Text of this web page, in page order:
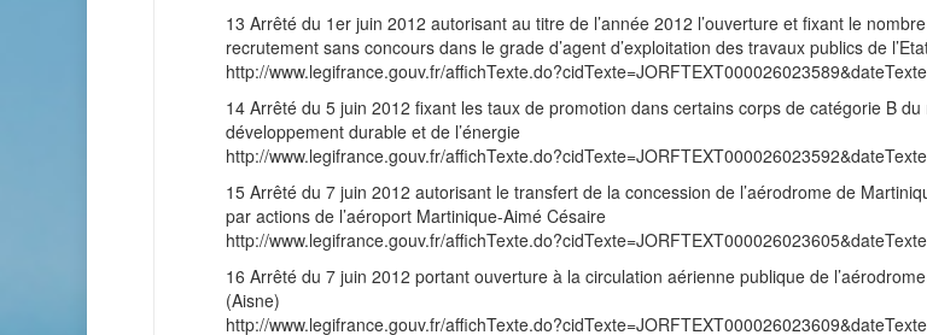
13 Arrêté du 1er juin 2012 autorisant au titre de l’année 2012 l’ouverture et fixant le
recrutement sans concours dans le grade d’agent d’exploitation des travaux publics de
http://www.legifrance.gouv.fr/
14 Arrêté du 5 juin 2012 fixant les taux de promotion dans certains corps de catégorie B du
développement durable et de l’énergie
http://www.legifrance.gouv.fr/
15 Arrêté du 7 juin 2012 autorisant le transfert de la concession de l’aérodrome de
par actions de l’aéroport Martinique-Aimé Césaire
http://www.legifrance.gouv.fr/
16 Arrêté du 7 juin 2012 portant ouverture à la circulation aérienne publique de
(Aisne)
http://www.legifrance.gouv.fr/